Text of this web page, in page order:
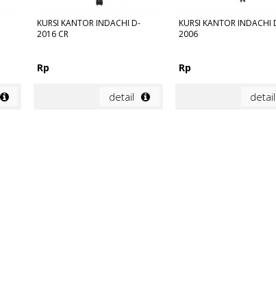
KURSI KANTOR INDACHI D-
2016 CR
Rp
detail
KURSI KANTOR INDACHI
2006
Rp
detail